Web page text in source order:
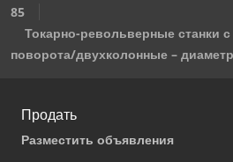
85
Токарно-револьверные станки
поворота/двухколонные –
Продать
Разместить объявления